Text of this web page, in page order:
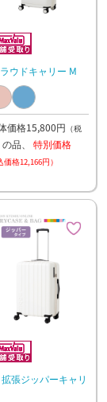
ウドキャリー M
価格15,800円 （税
の品、 特別価格
価格12,166円）
張ジッパーキャリ